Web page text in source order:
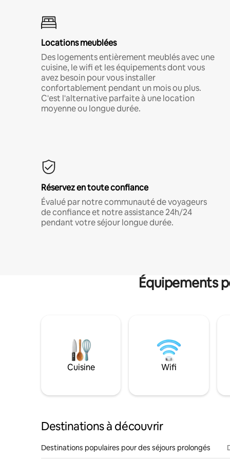
Locations meublées
Des logements entièrement meublés avec une
cuisine, le wifi et les équipements dont vous
avez besoin pour vous installer
confortablement pendant un mois ou plus.
C'est l'alternative parfaite à une location
moyenne ou longue durée.
Réservez en toute confiance
Évalué par notre communauté de voyageurs
de confiance et notre assistance 24h/24
pendant votre séjour longue durée.
Équipements
Cuisine Wifi
Destinations à découvrir
Destinations populaires pour des séjours prolongés